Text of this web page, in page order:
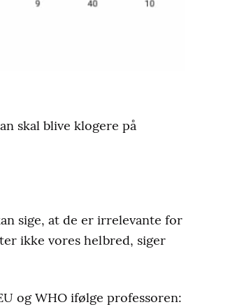
skal blive klogere på
sige, at de er irrelevante for
ikke vores helbred, siger
og WHO ifølge professoren: